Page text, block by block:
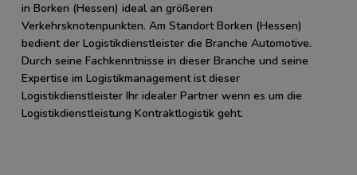
in Borken (Hessen) ideal an größeren
Verkehrsknotenpunkten. Am Standort Borken (Hessen)
bedient der Logistikdienstleister die Branche Automotive.
Durch seine Fachkenntnisse in dieser Branche und seine
Expertise im Logistikmanagement ist dieser
Logistikdienstleister Ihr idealer Partner wenn es um die
Logistikdienstleistung Kontraktlogistik geht.